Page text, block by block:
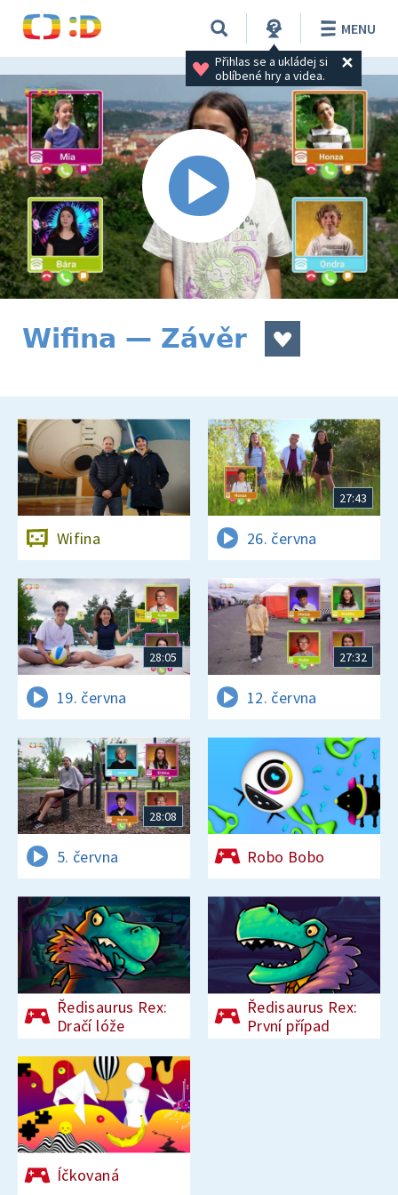
Přihlas se a ukládej si
oblíbené hry a videa.
MENU
Wifina — Závěr
Wifina
27:43
26. června
28:05
19. června
27:32
12. června
28:08
5. června Robo Bobo
Ředisaurus Rex:
Dračí lóže
Ředisaurus Rex:
První případ
Íčkovaná